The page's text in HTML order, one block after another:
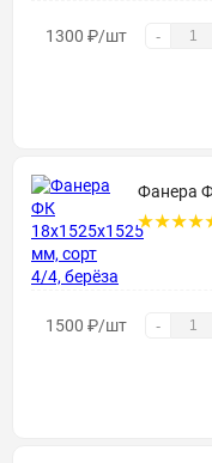
1300 ₽/шт -
Фанера
1500 ₽/шт -